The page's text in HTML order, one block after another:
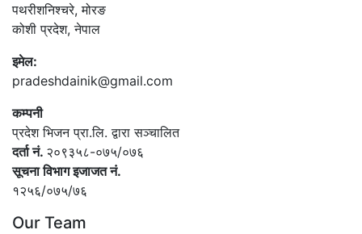
पथरीशनिश्‍चरे, मोरङ
कोशी प्रदेश, नेपाल
इमेल:
pradeshdainik@gmail.com
कम्पनी
प्रदेश भिजन प्रा.लि. द्वारा सञ्‍चालित
दर्ता नं. २०९३५८-०७५/०७६
सूचना विभाग इजाजत नं.
१२५६/०७५/७६
Our Team